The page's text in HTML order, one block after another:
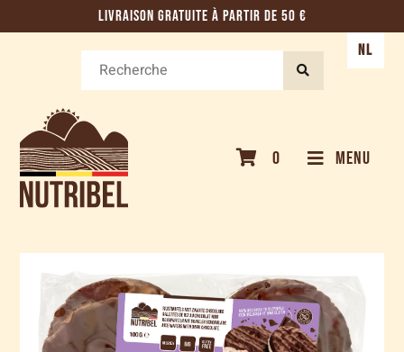
LIVRAISON GRATUITE À PARTIR DE 50 €
0 MENU
NL